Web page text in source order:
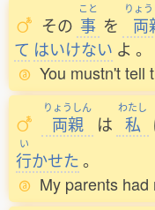
その
こと
事 を
りょ
両
て はいけない よ 。
You mustn't tell
りょうしん
両親 は
わたし
私
い
行かせた。
My parents had